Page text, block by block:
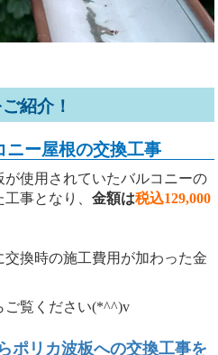
紹介！
ニー屋根の交換工事
使用されていたバルコニーの
工事となり、金額は税込129,000
換時の施工費用が加わった金
覧ください(*^^)v
ポリカ波板への交換工事を